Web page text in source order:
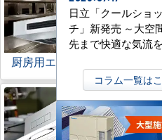
厨房用エアコン
日立「クールショ
チ」新発売 ～大空
先まで快適な気流
コラム一覧は